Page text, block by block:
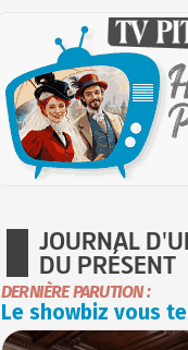
JOURNAL
DU PRÉSENT
DERNIÈRE PARUTION :
Le showbiz vous